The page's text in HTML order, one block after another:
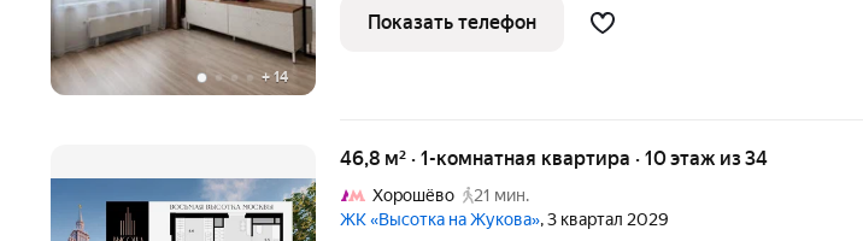
+ 14
Samsung, посудомоечная Haier , фильтр для воды с осмосом
Аквафор , телевизор
Показать телефон
46,8 м² · 1-комнатная квартира · 10 этаж из 34
Хорошёво
21 мин.
ЖК «Высотка на Жукова», 3 квартал 2029